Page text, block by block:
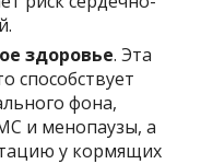
здоровье. Эта
способствует
фона,
и менопаузы, а
у кормящих